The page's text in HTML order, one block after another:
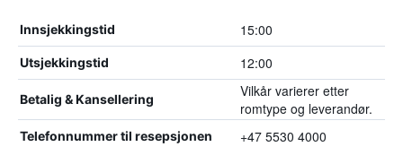
Innsjekkingstid 15:00
Utsjekkingstid 12:00
Betalig & Kansellering
Vilkår varierer etter
romtype og leverandør.
Telefonnummer til resepsjonen +47 5530 4000